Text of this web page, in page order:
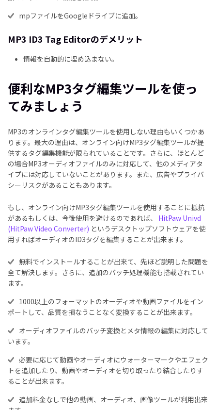
mpファイルをGoogleドライブに追加。
MP3 ID3 Tag Editorのデメリット
情報を自動的に埋め込まない。
便利なMP3タグ編集ツールを使っ
てみましょう
MP3のオンラインタグ編集ツールを使用しない理由もいくつかあ
ります。最大の理由は、オンライン向けMP3タグ編集ツールが提
供するタグ編集機能が限られていることです。さらに、ほとんど
の場合MP3オーディオファイルのみに対応して、他のメディアタ
イプには対応していないことがあります。また、広告やプライバ
シーリスクがあることもあります。
もし、オンライン向けMP3タグ編集ツールを使用することに抵抗
があるもしくは、今後使用を避けるのであれば、 HitPaw Univd
(HitPaw Video Converter) というデスクトップソフトウェアを使
用すればオーディオのID3タグを編集することが出来ます。
無料でインストールすることが出来て、先ほど説明した問題を
全て解決します。さらに、追加のバッチ処理機能も搭載されてい
ます。
1000以上のフォーマットのオーディオや動画ファイルをイン
ポートして、品質を損なうことなく変換することが出来ます。
オーディオファイルのバッチ変換とメタ情報の編集に対応して
います。
必要に応じて動画やオーディオにウォーターマークやエフェク
トを追加したり、動画やオーディオを切り取ったり結合したりす
ることが出来ます。
追加料金なしで他の動画、オーディオ、画像ツールが利用出来